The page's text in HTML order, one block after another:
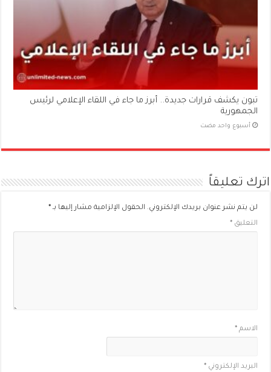
تبون يكشف قرارات جديدة.. أبرز ما جاء في اللقاء الإعلامي لرئيس
الجمهورية
‏أسبوع واحد مضت
اترك تعليقاً
لن يتم نشر عنوان بريدك الإلكتروني. الحقول الإلزامية مشار إليها بـ*
التعليق*
الاسم*
البريد الإلكتروني*